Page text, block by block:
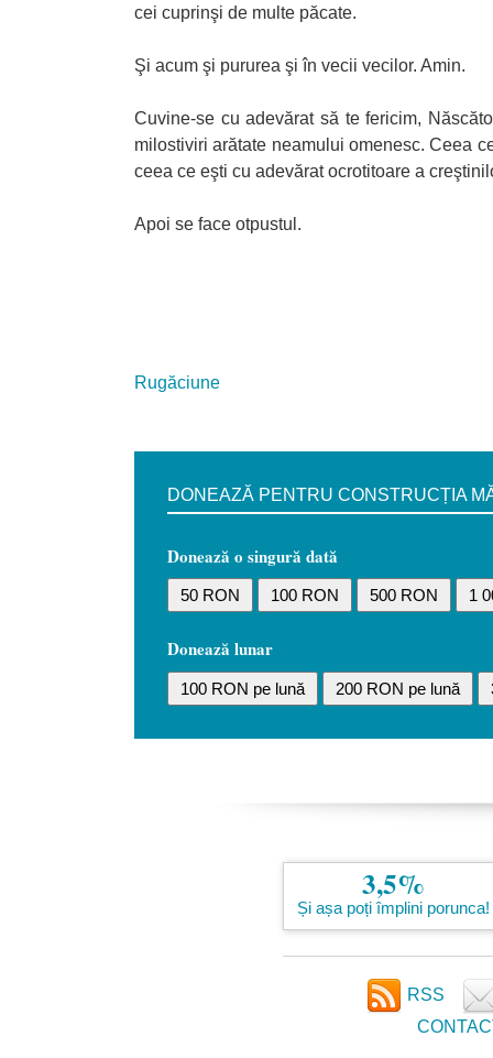
cei cuprinşi de multe păcate.
Şi acum şi pururea şi în vecii vecilor. Amin.
Cuvine-se cu adevărat să te fericim,
milostiviri arătate neamului omenesc. Ceea
ceea ce eşti cu adevărat ocrotitoare a
Apoi se face otpustul.
Rugăciune
DONEAZĂ PENTRU CONSTRUCȚIA
Donează o singură dată
50 RON 100 RON 500 RON 1
Donează lunar
100 RON pe lună 200 RON pe lună
3,5%
Și așa poți împlini porunca!
RSS